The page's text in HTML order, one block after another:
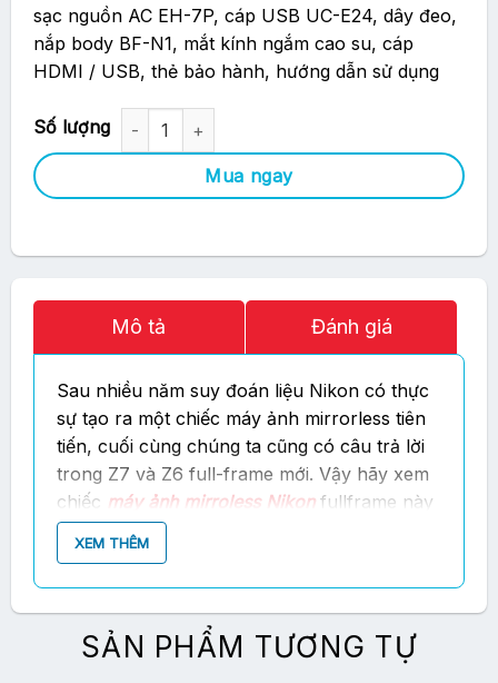
sạc nguồn AC EH-7P, cáp USB UC-E24, dây đeo,
nắp body BF-N1, mắt kính ngắm cao su, cáp
HDMI / USB, thẻ bảo hành, hướng dẫn sử dụng
Máy Ảnh Nikon Z7 Body + Ngàm Chuyển Nikon FTZ số lượng
Mua ngay
Mô tả Đánh giá
Sau nhiều năm suy đoán liệu Nikon có thực
sự tạo ra một chiếc máy ảnh mirrorless tiên
tiến, cuối cùng chúng ta cũng có câu trả lời
trong Z7 và Z6 full-frame mới. Vậy hãy xem
chiếc máy ảnh mirroless Nikon fullframe này
có những gì đặc biệt để bạn chọn lựa
XEM THÊM
SẢN PHẨM TƯƠNG TỰ